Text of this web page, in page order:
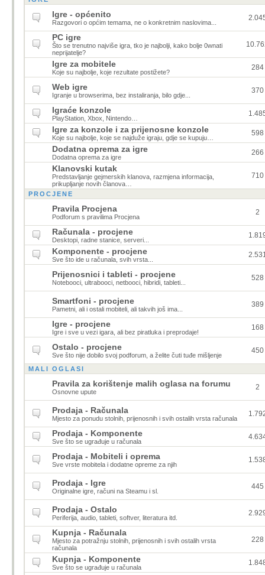
Igre - općenito
Razgovori o općim temama, ne o konkretnim naslovima...
PC igre
Što se trenutno najviše igra, tko je najbolji, kako bolje 0wnati
neprijatelje?
Igre za mobitele
Koje su najbolje, koje rezultate postižete?
284
Web igre
Igranje u browserima, bez instaliranja, bilo gdje...
370
Igraće konzole
PlayStation, Xbox, Nintendo…
Igre za konzole i za prijenosne konzole
Koje su najbolje, koje se najduže igraju, gdje se kupuju…
598
Dodatna oprema za igre
Dodatna oprema za igre
266
Klanovski kutak
Predstavljanje gejmerskih klanova, razmjena informacija,
prikupljanje novih članova…
710
PROCJENE
Pravila Procjena
Podforum s pravilima Procjena
2
Računala - procjene
Desktopi, radne stanice, serveri...
Komponente - procjene
Sve što ide u računala, svih vrsta...
Prijenosnici i tableti - procjene
Notebooci, ultrabooci, netbooci, hibridi, tableti...
528
Smartfoni - procjene
Pametni, ali i ostali mobiteli, ali takvih još ima...
389
Igre - procjene
Igre i sve u vezi igara, ali bez piratluka i preprodaje!
168
Ostalo - procjene
Sve što nije dobilo svoj podforum, a želite čuti tuđe mišljenje
450
MALI OGLASI
Pravila za korištenje malih oglasa na forumu
Osnovne upute
2
Prodaja - Računala
Mjesto za ponudu stolnih, prijenosnih i svih ostalih vrsta računala
Prodaja - Komponente
Sve što se ugrađuje u računala
Prodaja - Mobiteli i oprema
Sve vrste mobitela i dodatne opreme za njih
Prodaja - Igre
Originalne igre, računi na Steamu i sl.
445
Prodaja - Ostalo
Periferija, audio, tableti, softver, literatura itd.
Kupnja - Računala
Mjesto za potražnju stolnih, prijenosnih i svih ostalih vrsta
računala
228
Kupnja - Komponente
Sve što se ugrađuje u računala